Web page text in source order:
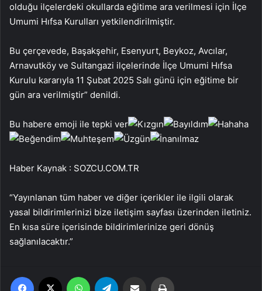
olduğu ilçelerdeki okullarda eğitime ara verilmesi için İlçe
Umumi Hıfsa Kurulları yetkilendirilmiştir.
Bu çerçevede, Başakşehir, Esenyurt, Beykoz, Avcılar,
Arnavutköy ve Sultangazi ilçelerinde İlçe Umumi Hıfsa
Kurulu kararıyla 11 Şubat 2025 Salı günü için eğitime bir
gün ara verilmiştir” denildi.
Bu habere emoji ile tepki ver
Haber Kaynak : SOZCU.COM.TR
“Yayınlanan tüm haber ve diğer içerikler ile ilgili olarak
yasal bildirimlerinizi bize iletişim sayfası üzerinden iletiniz.
En kısa süre içerisinde bildirimlerinize geri dönüş
sağlanılacaktır.”
Facebook WhatsApp Email'den paylaş